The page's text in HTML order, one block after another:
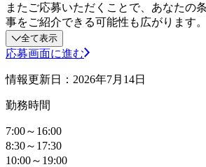
またご応募いただくことで、あなたの
事をご紹介できる可能性も広がります
全て表示
応募画面に進む
情報更新日：2026年7月14日
勤務時間
7:00～16:00
8:30～17:30
10:00～19:00